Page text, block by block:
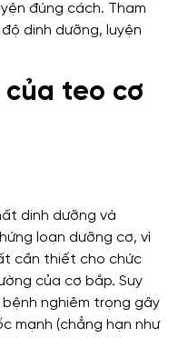
đúng cách. Tham
dinh dưỡng, luyện
của teo cơ
dinh dưỡng và
loạn dưỡng cơ, vì
cần thiết cho chức
của cơ bắp. Suy
nghiêm trọng gây
mạnh (chẳng hạn như